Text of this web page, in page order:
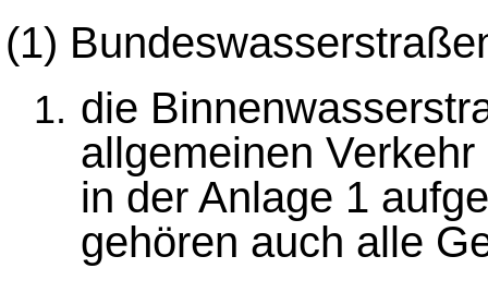
(1)
die
allgemeinen
in der Anlage 1
gehören auch alle